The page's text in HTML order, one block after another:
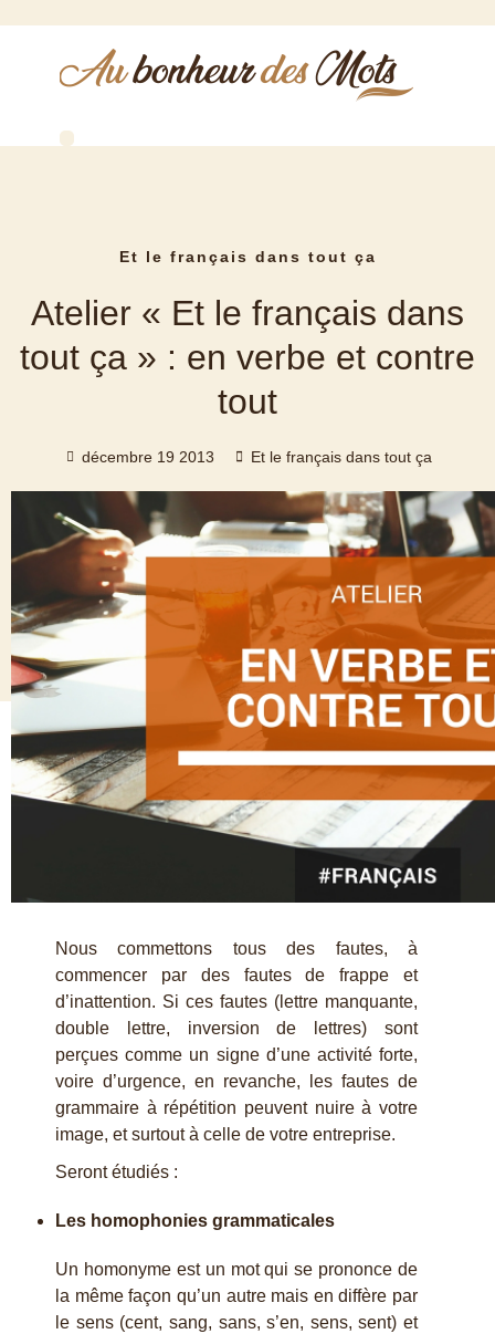
Et le français dans tout ça
Atelier « Et le français dans
tout ça » : en verbe et contre
tout
décembre 19 2013 Et le français dans tout ça
Nous commettons tous des fautes, à
commencer par des fautes de frappe et
d’inattention. Si ces fautes (lettre manquante,
double lettre, inversion de lettres) sont
perçues comme un signe d’une activité forte,
voire d’urgence, en revanche, les fautes de
grammaire à répétition peuvent nuire à votre
image, et surtout à celle de votre entreprise.
Seront étudiés :
Les homophonies grammaticales
Un homonyme est un mot qui se prononce de
la même façon qu’un autre mais en diffère par
le sens (cent, sang, sans, s’en, sens, sent) et